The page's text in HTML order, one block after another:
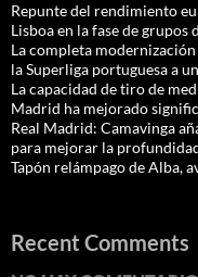
Repunte del rendimiento
Lisboa en la fase de grupos
La completa
la Superliga portuguesa a
La capacidad de tiro de
Madrid ha mejorado
Real Madrid: Camavinga
para mejorar la
Tapón relámpago de Alba,
Recent Comments